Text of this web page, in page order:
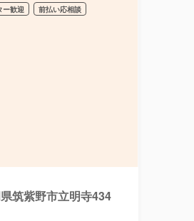
ー歓迎 前払い応相談
紫野市立明寺434